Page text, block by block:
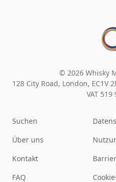
© 2026 Whisky
128 City Road, London, EC1V
VAT 519
Suchen
Über uns
Kontakt
FAQ